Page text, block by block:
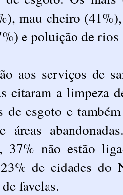
mau cheiro
e poluição de
aos serviços de
citaram a limpeza
de esgoto e
áreas
37% não estão
de cidades do
favelas.